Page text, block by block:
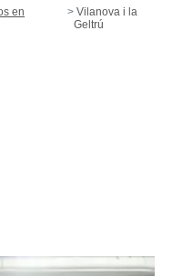
en
Vilanova i la
Geltrú